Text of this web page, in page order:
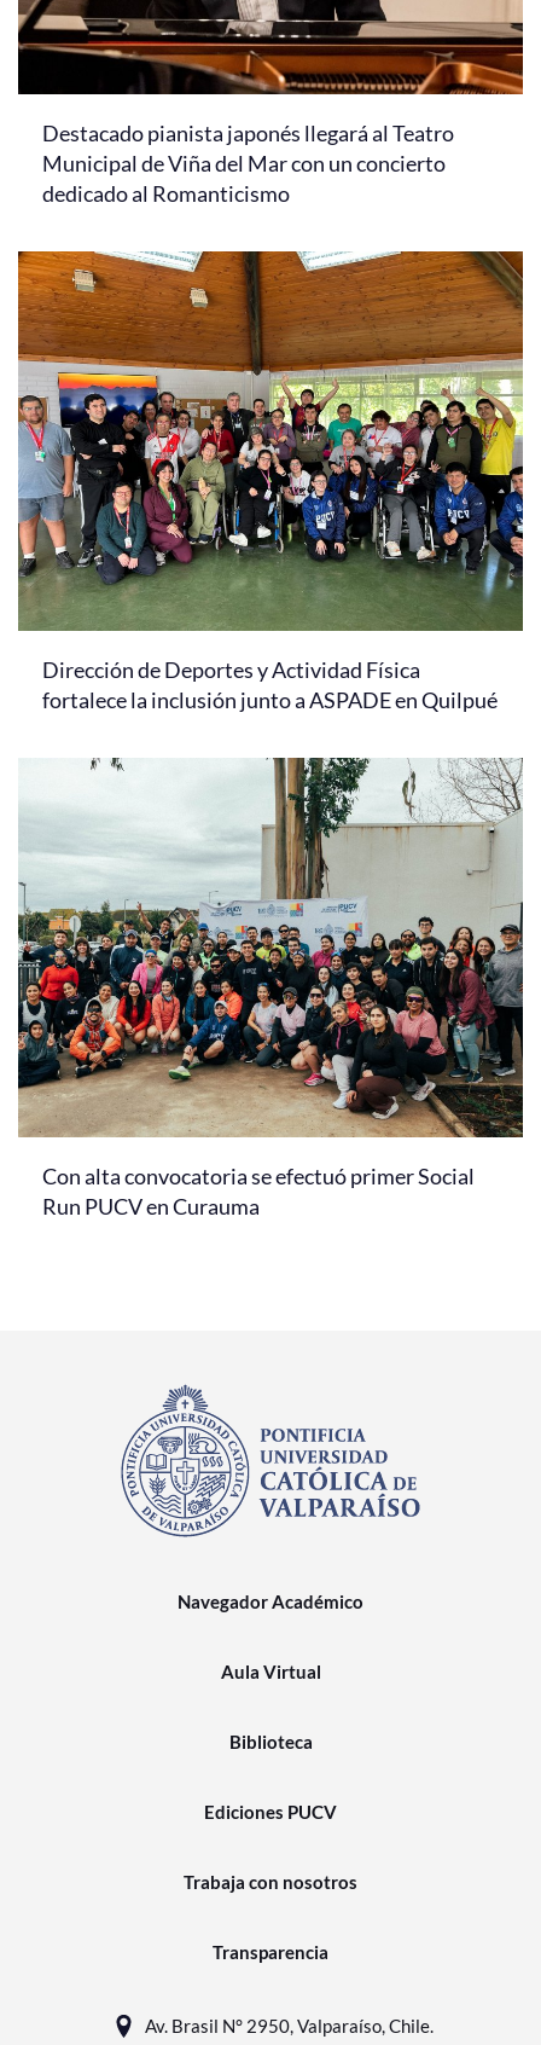
Destacado pianista japonés llegará al Teatro
Municipal de Viña del Mar con un concierto
dedicado al Romanticismo
Dirección de Deportes y Actividad Física
fortalece la inclusión junto a ASPADE en Quilpué
Con alta convocatoria se efectuó primer Social
Run PUCV en Curauma
Navegador Académico
Aula Virtual
Biblioteca
Ediciones PUCV
Trabaja con nosotros
Transparencia
Av. Brasil N° 2950, Valparaíso, Chile.